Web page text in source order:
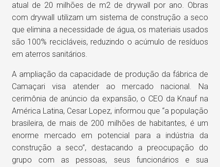
atual de 20 milhões de m2 de drywall por ano. Obras
com drywall utilizam um sistema de construção a seco
que elimina a necessidade de água, os materiais usados
são 100% recicláveis, reduzindo o acúmulo de resíduos
em aterros sanitários.
A ampliação da capacidade de produção da fábrica de
Camaçari visa atender ao mercado nacional. Na
cerimônia de anúncio da expansão, o CEO da Knauf na
América Latina, Cesar Lopez, informou que “a população
brasileira, de mais de 200 milhões de habitantes, é um
enorme mercado em potencial para a indústria da
construção a seco”, destacando a preocupação do
grupo com as pessoas, seus funcionários e sua